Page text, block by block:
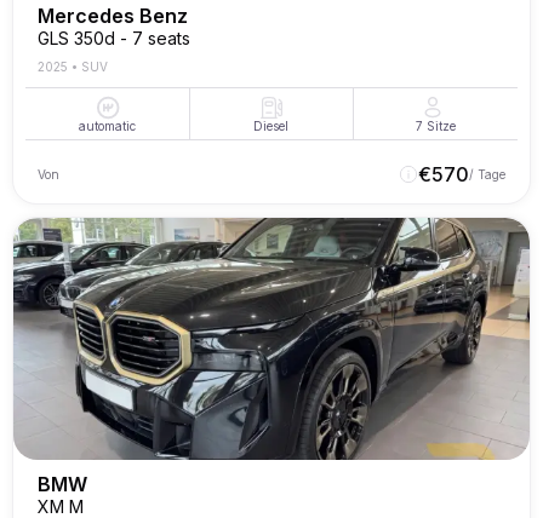
Mercedes Benz
GLS 350d - 7 seats
2025 • SUV
automatic Diesel 7 Sitze
Von €570/ Tage
BMW
XM M